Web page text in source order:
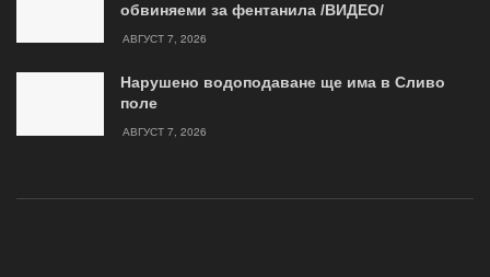
обвиняеми за фентанила /ВИДЕО/
АВГУСТ 7, 2026
Нарушено водоподаване ще има в Сливо
поле
АВГУСТ 7, 2026